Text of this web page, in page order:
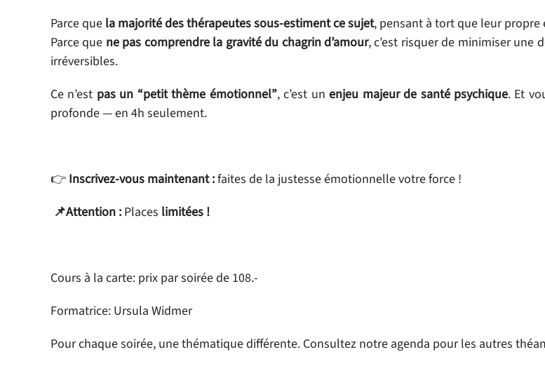
Parce que la majorité des thérapeutes sous-estiment ce sujet, pensant à tort que leur propre
Parce que ne pas comprendre la gravité du chagrin d’amour, c’est risquer de minimiser une
irréversibles.
Ce n’est pas un “petit thème émotionnel”, c’est unenjeu majeur de santé psychique. Et
profonde — en 4h seulement.
👉 Inscrivez-vous maintenant :faites de la justesse émotionnelle votre force !
📌Attention : Places limitées !
Cours à la carte: prix par soirée de 108.-
Formatrice: Ursula Widmer
Pour chaque soirée, une thématique différente. Consultez notre agenda pour les autres